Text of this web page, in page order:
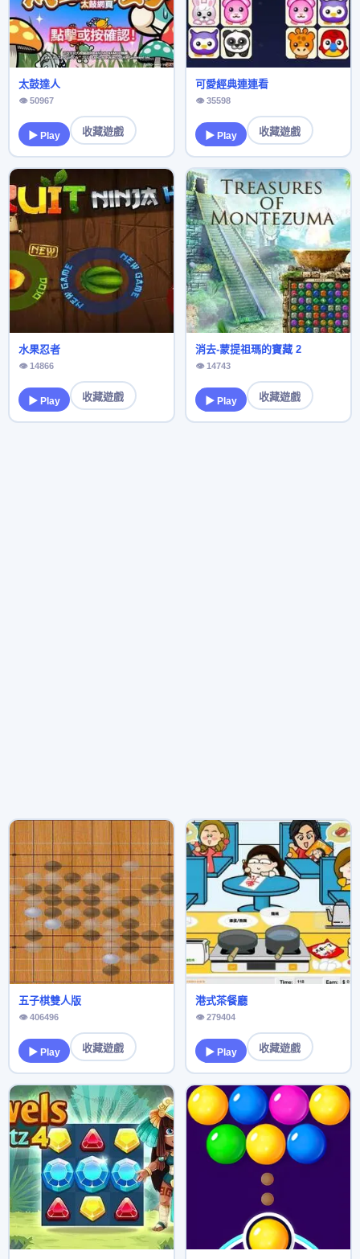
太鼓達人
👁 50967
▶ Play 收藏遊戲
可愛經典連連看
👁 35598
▶ Play 收藏遊戲
水果忍者
👁 14866
▶ Play 收藏遊戲
消去-蒙提祖瑪的寶藏 2
👁 14743
▶ Play 收藏遊戲
五子棋雙人版
👁 406496
▶ Play 收藏遊戲
港式茶餐廳
👁 279404
▶ Play 收藏遊戲